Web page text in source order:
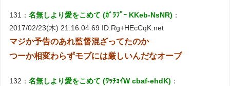
131：名無しより愛をこめて (ｶﾞﾗﾌﾟｰ KKeb-NsNR) ：
2017/02/23(木) 21:16:04.69 ID:Rg+HEcCqK.net
マジか予告のあれ監督混ざってたのか
つーか相変わらずモブには厳しいんだなオーブ
132：名無しより愛をこめて (ﾜｯﾁｮｲW cbaf-ehdK) ：